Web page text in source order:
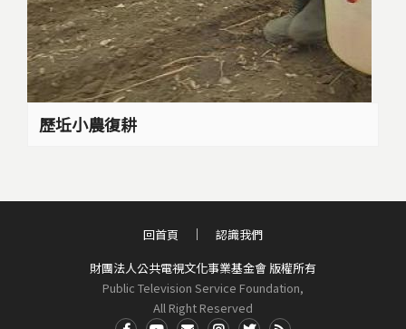
歷坵小農復耕
財團法人公共電視文化事業基金會 版權所有
Public Television Service Foundation,
All Right Reserved
回首頁 認識我們